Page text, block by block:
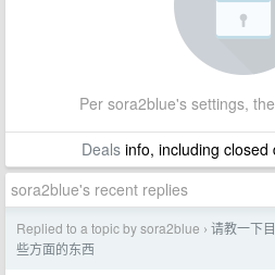
Per sora2blue's settings,
Dealsinfo, including closed
sora2blue's recent replies
Replied to a topic by sora2blue › 请教一下
些方面的东西